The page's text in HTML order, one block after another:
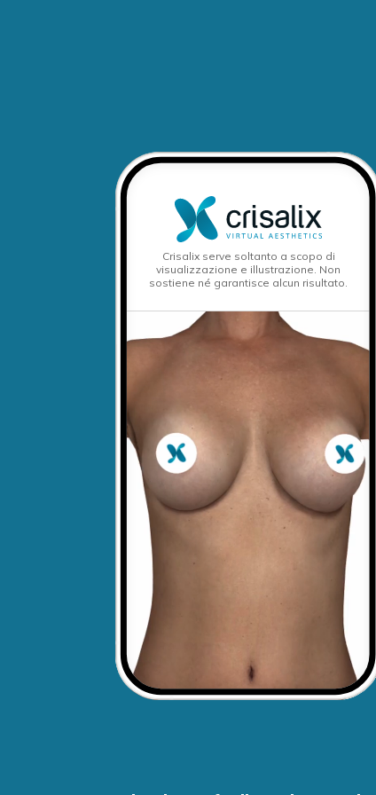
Crisalix serve soltanto a scopo di
visualizzazione e illustrazione. Non
sostiene né garantisce alcun risultato.